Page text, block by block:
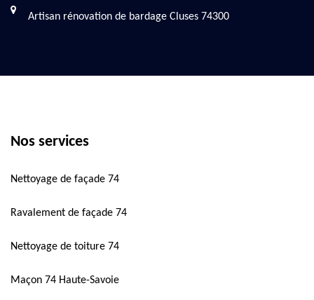
Artisan rénovation de bardage Cluses 74300
Nos services
Nettoyage de façade 74
Ravalement de façade 74
Nettoyage de toiture 74
Maçon 74 Haute-Savoie